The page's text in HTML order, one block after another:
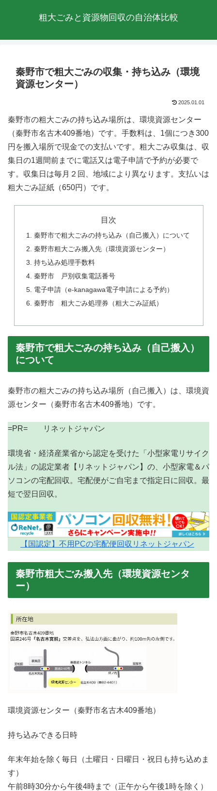
粗大ごみと資源物回収の自治体比較
秦野市で粗大ごみの収集・持ち込み（環境
資源センター）
2025.01.01
秦野市の粗大ごみの持ち込み場所は、環境資源センター
（秦野市名古木409番地）です。手数料は、1個につき300
円を搬入場所で現金での支払いです。粗大ごみ収集は、収
集日の1週間前までに電話又は電子申請で予約が必要で
す。収集日は毎月２回、地域により異なります。支払いは
粗大ごみ証紙（650円）です。
目次
秦野市で粗大ごみの持ち込み（自己搬入）について
秦野市粗大ごみ搬入先（環境資源センター）
持ち込み処理手数料
秦野市 戸別収集電話番号
電子申請（e-kanagawa電子申請による予約）
秦野市 粗大ごみ処理券（粗大ごみ証紙）
秦野市で粗大ごみの持ち込み（自己搬入）
について
秦野市の粗大ごみの持ち込み場所（自己搬入）は、環境資
源センター（秦野市名古木409番地）です。
=PR= リネットジャパン
環境省・経済産業省から認定を受けた「小型家電リサイク
ル法」の認定業者【リネットジャパン】の、小型家電＆パ
ソコンの宅配回収。宅配便がご自宅まで指定日に回収。最
短で翌日回収。
【国認定】不用PCの宅配便回収リネットジャパン
秦野市粗大ごみ搬入先（環境資源センタ
ー）
環境資源センター（秦野市名古木409番地）
持ち込みできる日時
年末年始を除く毎日（土曜日・日曜日・祝日も持ち込めま
す）
午前8時30分から午後4時まで（正午から午後1時を除く）